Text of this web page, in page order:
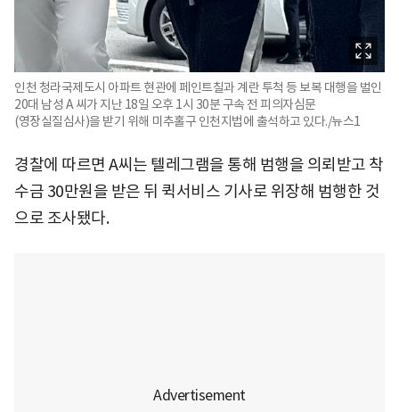
인천 청라국제도시 아파트 현관에 페인트칠과 계란 투척 등 보복 대행을 벌인
20대 남성 A 씨가 지난 18일 오후 1시 30분 구속 전 피의자심문
(영장실질심사)을 받기 위해 미추홀구 인천지법에 출석하고 있다./뉴스1
경찰에 따르면 A씨는 텔레그램을 통해 범행을 의뢰받고 착
수금 30만원을 받은 뒤 퀵서비스 기사로 위장해 범행한 것
으로 조사됐다.